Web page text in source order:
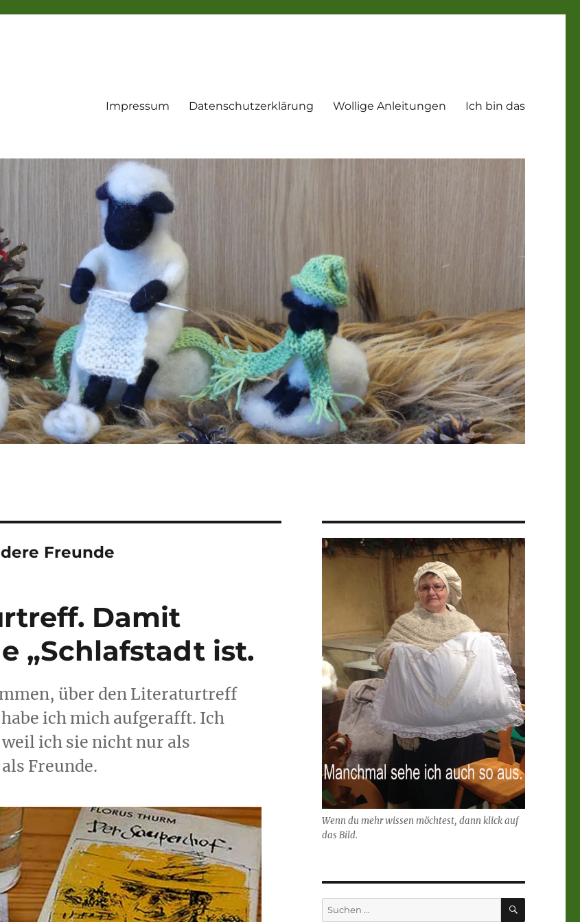
Impressum Datenschutzerklärung Wollige Anleitungen Ich bin das
Freunde
Damit
„Schlafstadt ist.
über den Literaturtreff
ich mich aufgerafft. Ich
ich sie nicht nur als
Freunde.
Wenn du mehr wissen möchtest, dann klick auf
das Bild.
Suchen
nach:
SUCHEN